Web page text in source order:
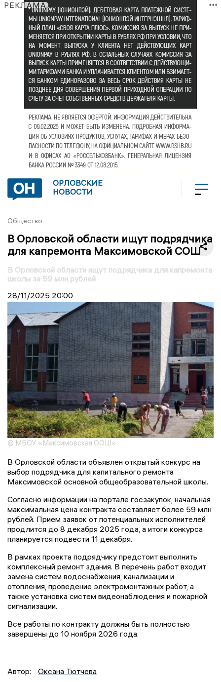
РЕКЛАМА
ОРЛОВСКИЕ
НОВОСТИ
Общество
В Орловской области ищут подрядчика
для капремонта Максимовской СОШ
В Орловской области ищут подрядчика для капремонта
школы за 59 млн рублей
28/11/2025 20:00
© МБОУ «Максимовская ООШ»
В Орловской области объявлен открытый конкурс на
выбор подрядчика для капитального ремонта
Максимовской основной общеобразовательной школы.
Согласно информации на портале госзакупок, начальная
максимальная цена контракта составляет более 59 млн
рублей. Прием заявок от потенциальных исполнителей
продлится до 8 декабря 2025 года, а итоги конкурса
планируется подвести 11 декабря.
В рамках проекта подрядчику предстоит выполнить
комплексный ремонт здания. В перечень работ входит
замена систем водоснабжения, канализации и
отопления, проведение электромонтажных работ, а
также установка систем видеонаблюдения и пожарной
сигнализации.
Все работы по контракту должны быть полностью
завершены до 10 ноября 2026 года.
Автор: Оксана Тютчева